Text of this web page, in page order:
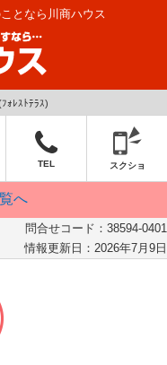
となら川商ハウス
ｫﾚｽﾄﾃﾗｽ)
TEL スクショ
へ
問合せコード： 38594-0401
情報更新日： 2026年7月9日